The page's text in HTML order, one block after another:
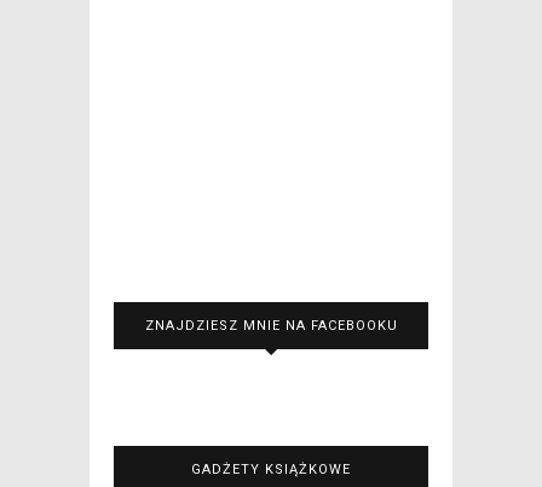
ZNAJDZIESZ MNIE NA FACEBOOKU
GADŻETY KSIĄŻKOWE